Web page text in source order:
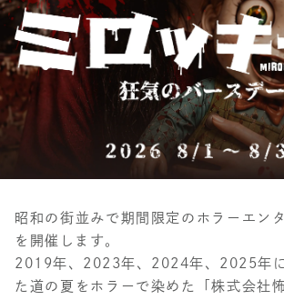
昭和の街並みで期間限定のホラーエン
を開催します。
2019年、2023年、2024年、2025年
た道の夏をホラーで染めた「株式会社